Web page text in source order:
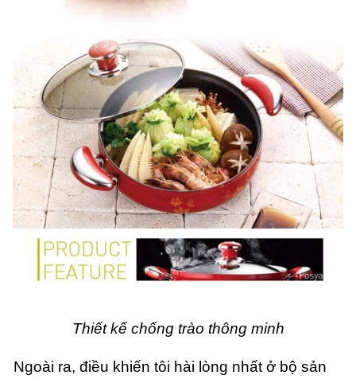
Thiết kế chống trào thông minh
Ngoài ra, điều khiến tôi hài lòng nhất ở bộ sản